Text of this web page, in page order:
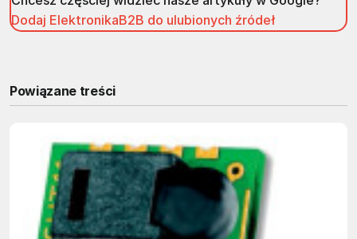
Dodaj ElektronikaB2B do ulubionych źródeł
Powiązane treści